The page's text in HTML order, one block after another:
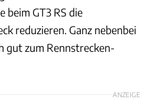
beim GT3 RS die
reduzieren. Ganz nebenbei
gut zum Rennstrecken-
ANZEIGE